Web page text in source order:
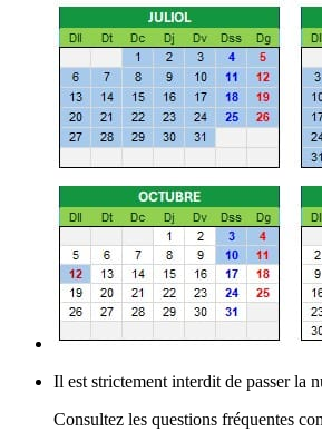
Il est strictement interdit de passer la
Consultez les questions fréquentes